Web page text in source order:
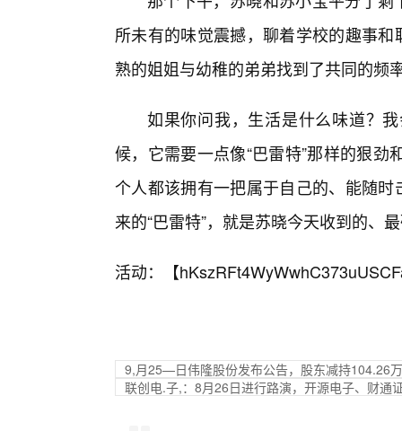
所未有的味觉震撼，聊着学校的趣事
熟的姐姐与幼稚的弟弟找到了共同的频
如果你问我，生活是什么味道？
候，它需要一点像“巴雷特”那样的狠
个人都该拥有一把属于自己的、能随
来的“巴雷特”，就是苏晓今天收到的、
活动：【
9,月25—日伟隆股份发布公告，股东减持104.26
联创电.子,：8月26日进行路演，开源电子、财通